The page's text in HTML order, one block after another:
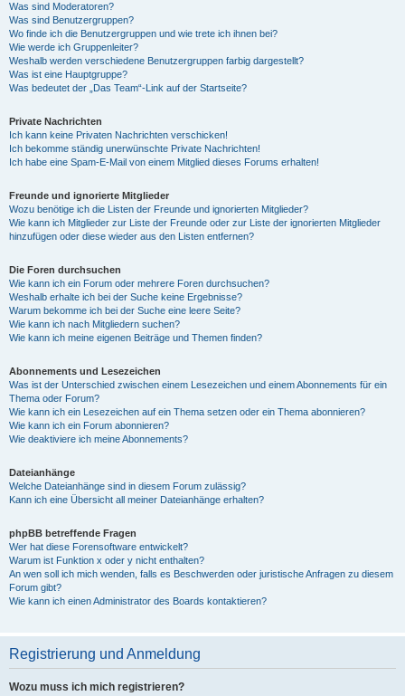
V
d
e
o
Was sind Moderatoren?
Was sind Benutzergruppen?
Wo finde ich die Benutzergruppen und wie trete ich ihnen bei?
Wie werde ich Gruppenleiter?
Weshalb werden verschiedene Benutzergruppen farbig dargestellt?
Was ist eine Hauptgruppe?
Was bedeutet der „Das Team“-Link auf der Startseite?
Private Nachrichten
Ich kann keine Privaten Nachrichten verschicken!
Ich bekomme ständig unerwünschte Private Nachrichten!
Ich habe eine Spam-E-Mail von einem Mitglied dieses Forums erhalten!
Freunde und ignorierte Mitglieder
Wozu benötige ich die Listen der Freunde und ignorierten Mitglieder?
Wie kann ich Mitglieder zur Liste der Freunde oder zur Liste der ignorierten Mitglieder
hinzufügen oder diese wieder aus den Listen entfernen?
Die Foren durchsuchen
Wie kann ich ein Forum oder mehrere Foren durchsuchen?
Weshalb erhalte ich bei der Suche keine Ergebnisse?
Warum bekomme ich bei der Suche eine leere Seite?
Wie kann ich nach Mitgliedern suchen?
Wie kann ich meine eigenen Beiträge und Themen finden?
Abonnements und Lesezeichen
Was ist der Unterschied zwischen einem Lesezeichen und einem Abonnements für ein
Thema oder Forum?
Wie kann ich ein Lesezeichen auf ein Thema setzen oder ein Thema abonnieren?
Wie kann ich ein Forum abonnieren?
Wie deaktiviere ich meine Abonnements?
Dateianhänge
Welche Dateianhänge sind in diesem Forum zulässig?
Kann ich eine Übersicht all meiner Dateianhänge erhalten?
phpBB betreffende Fragen
Wer hat diese Forensoftware entwickelt?
Warum ist Funktion x oder y nicht enthalten?
An wen soll ich mich wenden, falls es Beschwerden oder juristische Anfragen zu diesem
Forum gibt?
Wie kann ich einen Administrator des Boards kontaktieren?
Registrierung und Anmeldung
Wozu muss ich mich registrieren?